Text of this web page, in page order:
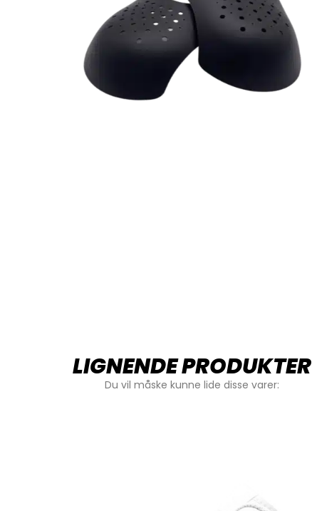
LIGNENDE PRODUKTER
Du vil måske kunne lide disse varer: